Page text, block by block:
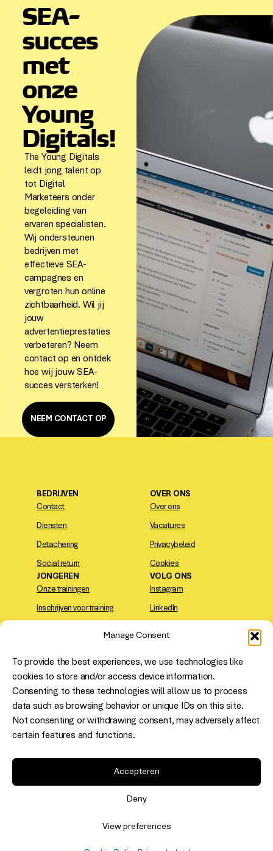
Manage Consent
To provide the best experiences, we use technologies like
cookies to store and/or access device information.
Consenting to these technologies will allow us to process
data such as browsing behavior or unique IDs on this site.
Not consenting or withdrawing consent, may adversely affect
certain features and functions.
Accepteren
Deny
View preferences
SEA-
succes
met
onze
Young
Digitals!
The Young Digitals
leidt jong talent op
tot Digital
Marketeers onder
begeleiding van
ervaren specialisten.
Wij ondersteunen
bedrijven met
effectieve SEA-
campagnes en
vergroten hun online
zichtbaarheid. Wil jij
jouw
advertentieprestaties
verbeteren? Neem
contact op en ontdek
hoe wij jouw SEA-
succes versterken!
NEEM CONTACT OP
BEDRIJVEN
Contact
Diensten
Detachering
Social return
JONGEREN
Onze trainingen
Inschrijven voor training
OVER ONS
Over ons
Vacatures
Privacybeleid
Cookies
VOLG ONS
Instagram
LinkedIn
VIND ONS
Den Haag: Saturnusstraat 14,
2516 AH
Rotterdam: Westblaak 5, 3012
KC
Utrecht: Niasstraat 1, 3531 WR
Meld je aan voor onze
partner in SROI.